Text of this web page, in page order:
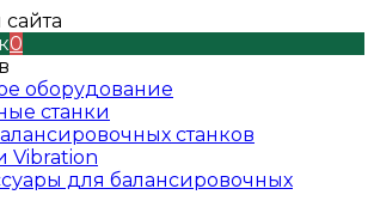
0
оборудование
станки
станков
Vibration
для балансировочных